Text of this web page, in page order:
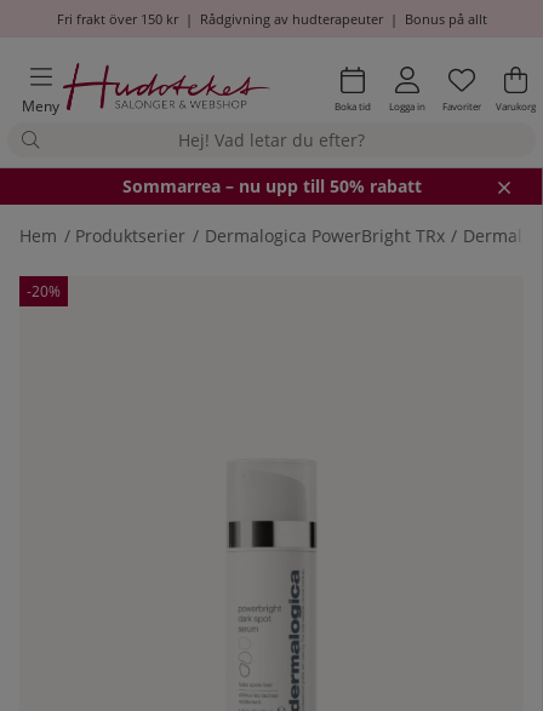
Fri frakt över 150 kr| Rådgivning av hudterapeuter| Bonus på allt
Meny Boka tid Logga in Antal i
.
Favoriter .
Varukorg
Sommarrea – nu upp till 50% rabatt
Hem Produktserier Dermalogica PowerBright TRx
-20%
Produktbilder